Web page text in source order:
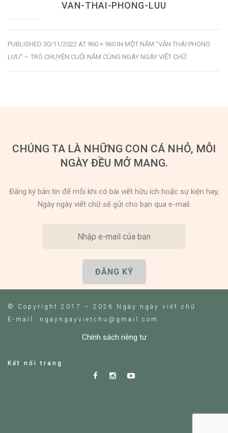
VAN-THAI-PHONG-LUU
PUBLISHED 30/11/2022 AT 960 × 960 IN MỘT NĂM “VĂN THÁI PHONG
LƯU” – TRÒ CHUYỆN CUỐI NĂM CÙNG NGÀY NGÀY VIẾT CHỮ.
CHÚNG TA LÀ NHỮNG CON CÁ NHỎ, MỖI
NGÀY ĐỀU MỞ MANG.
Đăng ký bản tin để mỗi khi có bài viết hữu ích hoặc sự kiện hay,
Ngày ngày viết chữ sẽ gửi cho bạn qua e-mail.
© Copyright 2017 – 2026 Ngày ngày viết chữ
E-mail: ngayngayvietchu@gmail.com
Chính sách riêng tư
Kết nối trang